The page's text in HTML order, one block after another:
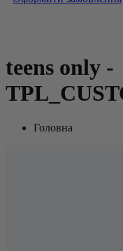
teens only -
Головна